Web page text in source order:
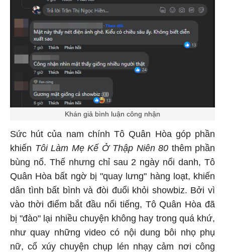
Khán giả bình luận công nhận
Sức hút của nam chính Tô Quân Hòa góp phần
khiến Tôi Làm Mẹ Kế Ở Thập Niên 80 thêm phần
bùng nổ. Thế nhưng chỉ sau 2 ngày nổi danh, Tô
Quân Hòa bất ngờ bị "quay lưng" hàng loạt, khiến
dân tình bất bình và đòi đuổi khỏi showbiz. Bởi vì
vào thời điểm bắt đầu nổi tiếng, Tô Quân Hòa đã
bị "đào" lại nhiều chuyện không hay trong quá khứ,
như quay những video có nội dung bôi nhọ phụ
nữ, cổ xúy chuyện chụp lén nhạy cảm nơi công